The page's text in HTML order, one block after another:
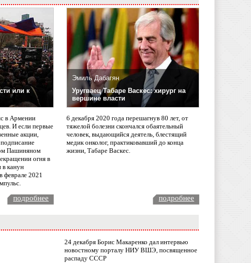
или к
в Армении
И если первые
акции,
Пашиняном
огня в
в канун
феврале 2021
Эмиль Дабагян
Уругваец Табаре Васкес: хирург на
вершине власти
6 декабря 2020 года перешагнув 80 лет, от
тяжелой болезни скончался обаятельный
человек, выдающийся деятель, блестящий
медик онколог, практиковавший до конца
жизни, Табаре Васкес.
подробнее подробнее
24 декабря Борис Макаренко дал интервью
новостному порталу НИУ ВШЭ, посвященное
распаду СССР